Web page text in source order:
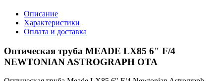
Описание
Характеристики
Оплата и доставка
Оптическая труба MEADE LX85 6" F/4
NEWTONIAN ASTROGRAPH OTA